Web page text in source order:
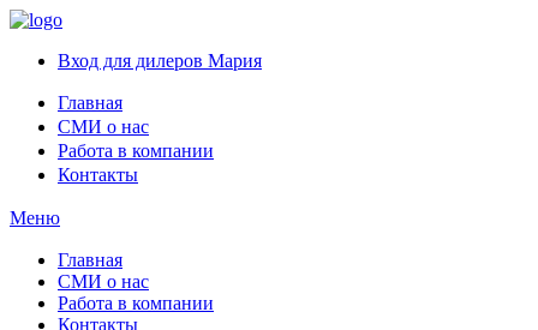
Вход для дилеров Мария
Главная
СМИ о нас
Работа в компании
Контакты
Меню
Главная
СМИ о нас
Работа в компании
Контакты